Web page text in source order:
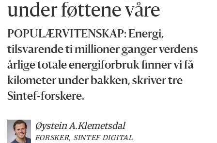
under føttene våre
POPULÆRVITENSKAP: Energi,
tilsvarende ti millioner ganger verdens
årlige totale energiforbruk finner vi få
kilometer under bakken, skriver tre
Sintef-forskere.
Øystein A.Klemetsdal
FORSKER, SINTEF DIGITAL